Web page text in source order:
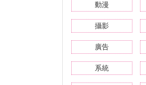
動漫
攝影
廣告
系統